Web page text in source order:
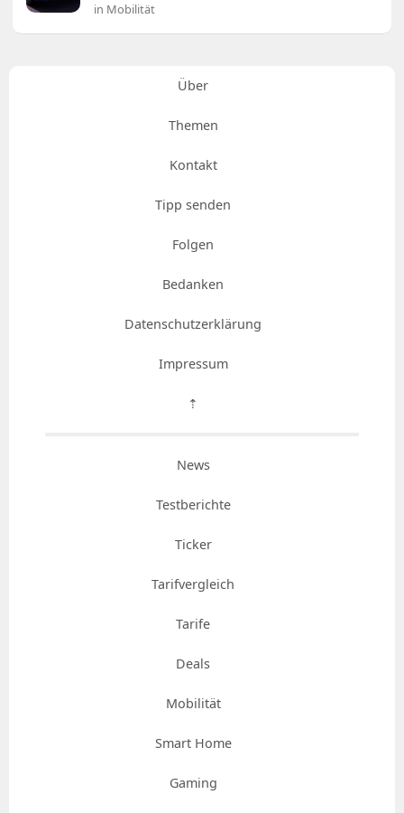
in Mobilität
Über
Themen
Kontakt
Tipp senden
Folgen
Bedanken
Datenschutzerklärung
Impressum
⇡
News
Testberichte
Ticker
Tarifvergleich
Tarife
Deals
Mobilität
Smart Home
Gaming